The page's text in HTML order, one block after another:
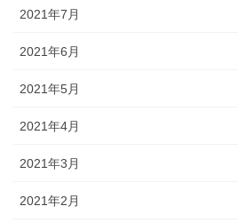
2021年7月
2021年6月
2021年5月
2021年4月
2021年3月
2021年2月